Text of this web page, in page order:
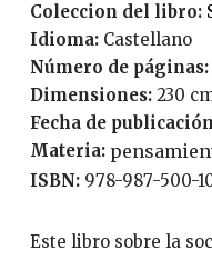
Coleccion del libro:
Idioma:
Castellano
Número de páginas:
Dimensiones: 230
Fecha de
Materia:
ISBN: 978-987-500-
Este libro sobre la sociología de Pierre Bourdieu